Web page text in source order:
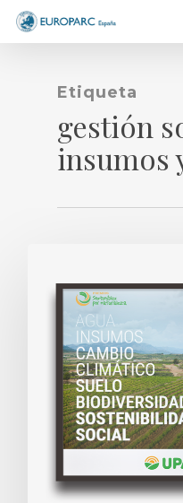
Skip
Etiqueta
gestión
insumos